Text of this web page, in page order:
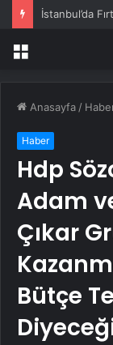
İstanbul’da
Menü
Anasayfa /
Haber
Hdp
Adam
Çıkar
Bütçe